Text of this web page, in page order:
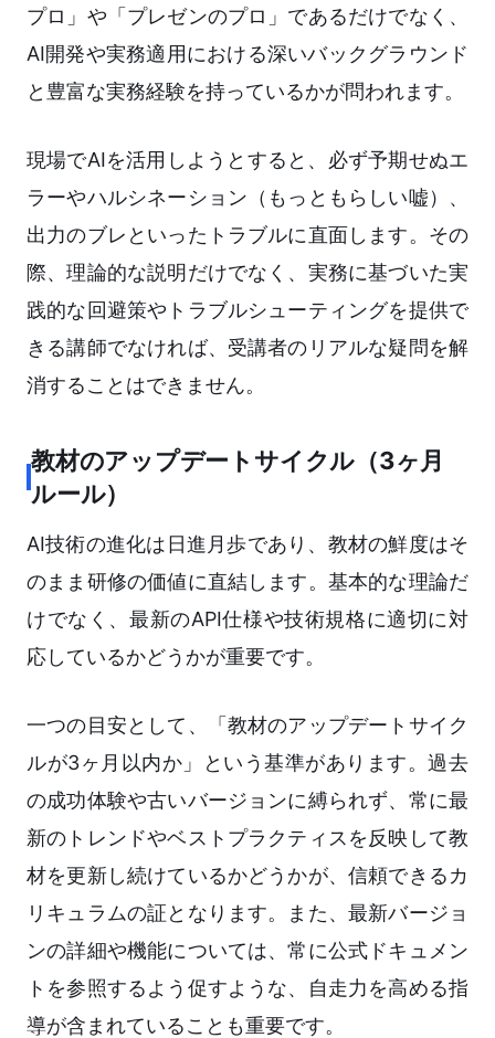
プロ」や「プレゼンのプロ」であるだけでなく、
AI開発や実務適用における深いバックグラウンド
と豊富な実務経験を持っているかが問われます。
現場でAIを活用しようとすると、必ず予期せぬエ
ラーやハルシネーション（もっともらしい嘘）、
出力のブレといったトラブルに直面します。その
際、理論的な説明だけでなく、実務に基づいた実
践的な回避策やトラブルシューティングを提供で
きる講師でなければ、受講者のリアルな疑問を解
消することはできません。
教材のアップデートサイクル（3ヶ月
ルール）
AI技術の進化は日進月歩であり、教材の鮮度はそ
のまま研修の価値に直結します。基本的な理論だ
けでなく、最新のAPI仕様や技術規格に適切に対
応しているかどうかが重要です。
一つの目安として、「教材のアップデートサイク
ルが3ヶ月以内か」という基準があります。過去
の成功体験や古いバージョンに縛られず、常に最
新のトレンドやベストプラクティスを反映して教
材を更新し続けているかどうかが、信頼できるカ
リキュラムの証となります。また、最新バージョ
ンの詳細や機能については、常に公式ドキュメン
トを参照するよう促すような、自走力を高める指
導が含まれていることも重要です。